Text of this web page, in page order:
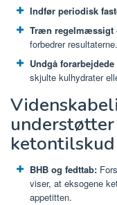
Indfør periodisk
Træn regelmæssigt
forbedrer resultaterne.
Undgå
skjulte kulhydrater
ketontilskud
BHB og fedttab:
viser, at eksogene
appetitten.